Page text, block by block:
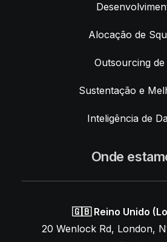
Alocação de
Outsourcing de
Sustentação e
Inteligência de
Onde
🇬🇧 Reino Unido
20 Wenlock Rd, London,